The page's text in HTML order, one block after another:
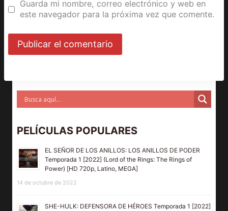
Guarda mi nombre, correo electrónico y web en
este navegador para la próxima vez que comente.
PELÍCULAS POPULARES
EL SEÑOR DE LOS ANILLOS: LOS ANILLOS DE PODER
Temporada 1 [2022] (Lord of the Rings: The Rings of
Power) [HD 720p, Latino, MEGA]
14 de octubre de 2022
SHE-HULK: DEFENSORA DE HÉROES Temporada 1 [2022]